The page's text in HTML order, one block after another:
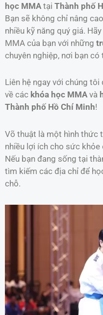
học MMA tại Thành phố
Bạn sẽ không chỉ nâng
nhiều kỹ năng quý giá.
MMA của bạn với những
chuyên nghiệp, nơi bạn
Liên hệ ngay với chúng
về các khóa học MMAvà
Thành phố Hồ Chí Minh!
Võ thuật là một hình thức
nhiều lợi ích cho sức
Nếu bạn đang sống tại
tìm kiếm các địa chỉ để
chỗ.